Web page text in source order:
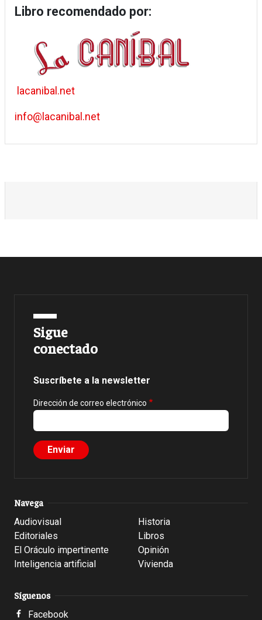
Libro recomendado por:
lacanibal.net
info@lacanibal.net
Sigue
conectado
Suscríbete a la newsletter
Dirección de correo electrónico
Navega
Audiovisual
Editoriales
El Oráculo impertinente
Inteligencia artificial
Historia
Libros
Opinión
Vivienda
Síguenos
Facebook